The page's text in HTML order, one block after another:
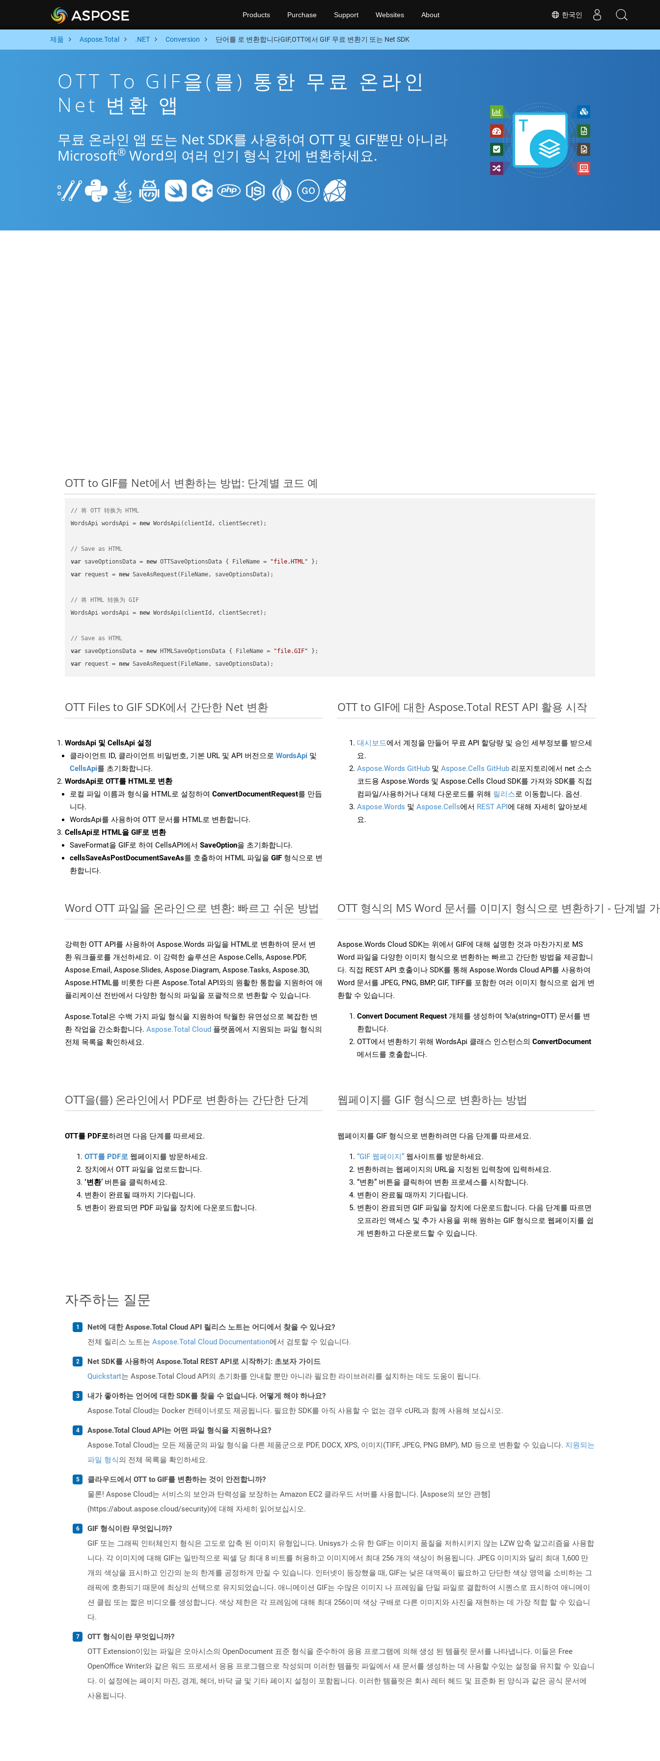
한국인
Products Purchase Support Websites About
제품 Aspose.Total .NET Conversion 단어를 로 변환합니다GIF,OTT에서 GIF 무료 변환기 또는 Net SDK
OTT To GIF을(를) 통한 무료 온라인
Net 변환 앱
무료 온라인 앱 또는 Net SDK를 사용하여 OTT 및 GIF뿐만 아니라
Microsoft® Word의 여러 인기 형식 간에 변환하세요.
OTT to GIF를 Net에서 변환하는 방법: 단계별 코드 예
// 将 OTT 转换为 HTML
WordsApi wordsApi = new WordsApi(clientId, clientSecret);
// Save as HTML
var saveOptionsData = new OTTSaveOptionsData { FileName = "file.HTML"
var request = new SaveAsRequest(FileName, saveOptionsData);
// 将 HTML 转换为 GIF
WordsApi wordsApi = new WordsApi(clientId, clientSecret);
// Save as HTML
var saveOptionsData = new HTMLSaveOptionsData { FileName = "file.GIF"
var request = new
OTT Files to GIF SDK에서 간단한 Net 변환
WordsApi 및 CellsApi 설정
클라이언트 ID, 클라이언트 비밀번호, 기본 URL 및 API 버전으로 WordsApi 및
CellsApi를 초기화합니다.
WordsApi로 OTT를 HTML로 변환
로컬 파일 이름과 형식을 HTML로 설정하여 ConvertDocumentRequest를 만듭
니다.
WordsApi를 사용하여 OTT 문서를 HTML로 변환합니다.
CellsApi로 HTML을 GIF로 변환
SaveFormat을 GIF로 하여 CellsAPI에서 SaveOption을 초기화합니다.
cellsSaveAsPostDocumentSaveAs를 호출하여 HTML 파일을 GIF 형식으로 변
환합니다.
OTT to GIF에 대한 Aspose.Total REST API 활용 시작
대시보드에서 계정을 만들어 무료 API 할당량 및 승인 세부정보를 받으세
요.
Aspose.Words GitHub 및 Aspose.Cells GitHub 리포지토리에서 net 소스
코드용 Aspose.Words 및 Aspose.Cells Cloud SDK를 가져와 SDK를 직접
컴파일/사용하거나 대체 다운로드를 위해 릴리스로 이동합니다. 옵션.
Aspose.Words 및 Aspose.Cells에서 REST API에 대해 자세히 알아보세
요.
Word OTT 파일을 온라인으로 변환: 빠르고 쉬운 방법
강력한 OTT API를 사용하여 Aspose.Words 파일을 HTML로 변환하여 문서 변
환 워크플로를 개선하세요. 이 강력한 솔루션은 Aspose.Cells, Aspose.PDF,
Aspose.Email, Aspose.Slides, Aspose.Diagram, Aspose.Tasks, Aspose.3D,
Aspose.HTML를 비롯한 다른 Aspose.Total API와의 원활한 통합을 지원하여 애
플리케이션 전반에서 다양한 형식의 파일을 포괄적으로 변환할 수 있습니다.
Aspose.Total은 수백 가지 파일 형식을 지원하여 탁월한 유연성으로 복잡한 변
환 작업을 간소화합니다. Aspose.Total Cloud 플랫폼에서 지원되는 파일 형식의
전체 목록을 확인하세요.
OTT 형식의 MS Word 문서를 이미지 형식으로 변환하기 - 단계별
Aspose.Words Cloud SDK는 위에서 GIF에 대해 설명한 것과 마찬가지로 MS
Word 파일을 다양한 이미지 형식으로 변환하는 빠르고 간단한 방법을 제공합니
다. 직접 REST API 호출이나 SDK를 통해 Aspose.Words Cloud API를 사용하여
Word 문서를 JPEG, PNG, BMP, GIF, TIFF를 포함한 여러 이미지 형식으로 쉽게 변
환할 수 있습니다.
Convert Document Request 개체를 생성하여 %!a(string=OTT) 문서를 변
환합니다.
OTT에서 변환하기 위해 WordsApi 클래스 인스턴스의 ConvertDocument
메서드를 호출합니다.
OTT을(를) 온라인에서 PDF로 변환하는 간단한 단계
OTT를 PDF로하려면 다음 단계를 따르세요.
OTT를 PDF로 웹페이지를 방문하세요.
장치에서 OTT 파일을 업로드합니다.
‘변환’ 버튼을 클릭하세요.
변환이 완료될 때까지 기다립니다.
변환이 완료되면 PDF 파일을 장치에 다운로드합니다.
웹페이지를 GIF 형식으로 변환하는 방법
웹페이지를 GIF 형식으로 변환하려면 다음 단계를 따르세요.
“GIF 웹페이지” 웹사이트를 방문하세요.
변환하려는 웹페이지의 URL을 지정된 입력창에 입력하세요.
“변환” 버튼을 클릭하여 변환 프로세스를 시작합니다.
변환이 완료될 때까지 기다립니다.
변환이 완료되면 GIF 파일을 장치에 다운로드합니다. 다음 단계를 따르면
오프라인 액세스 및 추가 사용을 위해 원하는 GIF 형식으로 웹페이지를 쉽
게 변환하고 다운로드할 수 있습니다.
자주하는 질문
Net에 대한 Aspose.Total Cloud API 릴리스 노트는 어디에서 찾을 수 있나요?
전체 릴리스 노트는 Aspose.Total Cloud Documentation에서 검토할 수 있습니다.
Net SDK를 사용하여 Aspose.Total REST API로 시작하기: 초보자 가이드
Quickstart는 Aspose.Total Cloud API의 초기화를 안내할 뿐만 아니라 필요한 라이브러리를 설치하는 데도 도움이 됩니다.
내가 좋아하는 언어에 대한 SDK를 찾을 수 없습니다. 어떻게 해야 하나요?
Aspose.Total Cloud는 Docker 컨테이너로도 제공됩니다. 필요한 SDK를 아직 사용할 수 없는 경우 cURL과 함께 사용해 보십시오.
Aspose.Total Cloud API는 어떤 파일 형식을 지원하나요?
Aspose.Total Cloud는 모든 제품군의 파일 형식을 다른 제품군으로 PDF, DOCX, XPS, 이미지(TIFF, JPEG, PNG BMP), MD 등으로 변환할 수 있습니다. 지원되는
파일 형식의 전체 목록을 확인하세요.
클라우드에서 OTT to GIF를 변환하는 것이 안전합니까?
물론! Aspose Cloud는 서비스의 보안과 탄력성을 보장하는 Amazon EC2 클라우드 서버를 사용합니다. [Aspose의 보안 관행]
(https://about.aspose.cloud/security)에 대해 자세히 읽어보십시오.
GIF 형식이란 무엇입니까?
GIF 또는 그래픽 인터체인지 형식은 고도로 압축 된 이미지 유형입니다. Unisys가 소유 한 GIF는 이미지 품질을 저하시키지 않는 LZW 압축 알고리즘을 사용합
니다. 각 이미지에 대해 GIF는 일반적으로 픽셀 당 최대 8 비트를 허용하고 이미지에서 최대 256 개의 색상이 허용됩니다. JPEG 이미지와 달리 최대 1,600 만
개의 색상을 표시하고 인간의 눈의 한계를 공정하게 만질 수 있습니다. 인터넷이 등장했을 때, GIF는 낮은 대역폭이 필요하고 단단한 색상 영역을 소비하는 그
래픽에 호환되기 때문에 최상의 선택으로 유지되었습니다. 애니메이션 GIF는 수많은 이미지 나 프레임을 단일 파일로 결합하여 시퀀스로 표시하여 애니메이
션 클립 또는 짧은 비디오를 생성합니다. 색상 제한은 각 프레임에 대해 최대 256이며 색상 구배로 다른 이미지와 사진을 재현하는 데 가장 적합 할 수 있습니
다.
OTT 형식이란 무엇입니까?
OTT Extension이있는 파일은 오아시스의 OpenDocument 표준 형식을 준수하여 응용 프로그램에 의해 생성 된 템플릿 문서를 나타냅니다. 이들은 Free
OpenOffice Writer와 같은 워드 프로세서 응용 프로그램으로 작성되며 이러한 템플릿 파일에서 새 문서를 생성하는 데 사용할 수있는 설정을 유지할 수 있습니
다. 이 설정에는 페이지 마진, 경계, 헤더, 바닥 글 및 기타 페이지 설정이 포함됩니다. 이러한 템플릿은 회사 레터 헤드 및 표준화 된 양식과 같은 공식 문서에
사용됩니다.